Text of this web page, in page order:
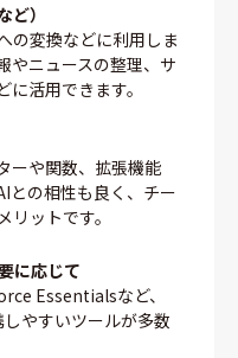
）
の変換などに利用しま
やニュースの整理、サ
活用できます。
ーや関数、拡張機能
との相性も良く、チー
ットです。
に応じて
Essentialsなど、
やすいツールが多数